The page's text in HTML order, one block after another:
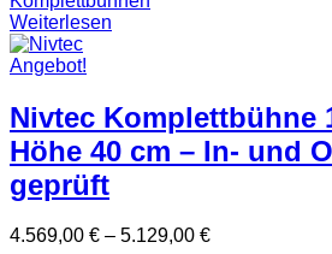
Weiterlesen
Angebot!
Nivtec Komplettbühne
Höhe 40 cm – In- und
geprüft
4.569,00 € – 5.129,00 €